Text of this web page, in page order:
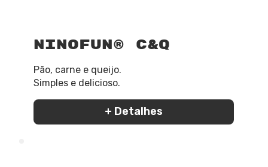
NinoFun® C&Q
Pão, carne e queijo.
Simples e delicioso.
+ Detalhes